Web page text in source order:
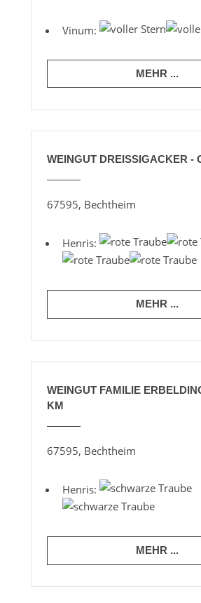
Vinum:
MEHR ...
WEINGUT DREISSIGACKER -
67595, Bechtheim
Henris:
MEHR ...
WEINGUT FAMILIE
KM
67595, Bechtheim
Henris:
MEHR ...